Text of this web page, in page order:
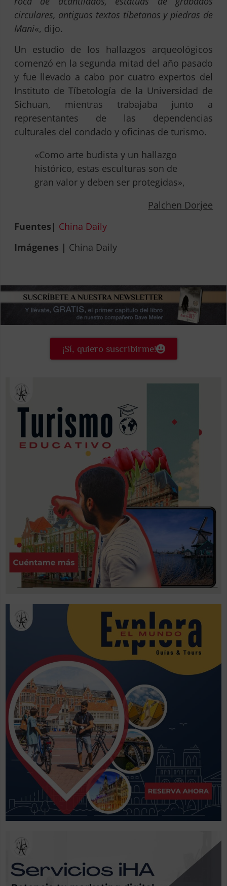
circulares, antiguos textos tibetanos y piedras de
Mani«, dijo.
Un estudio de los hallazgos arqueológicos
comenzó en la segunda mitad del año pasado
y fue llevado a cabo por cuatro expertos del
Instituto de Tíbetología de la Universidad de
Sichuan, mientras trabajaba junto a
representantes de las dependencias
culturales del condado y oficinas de turismo.
«Como arte budista y un hallazgo
histórico, estas esculturas son de
gran valor y deben ser protegidas»,
Palchen Dorjee
Fuentes| China Daily
Imágenes | China Daily
¡Sí, quiero suscribirme!